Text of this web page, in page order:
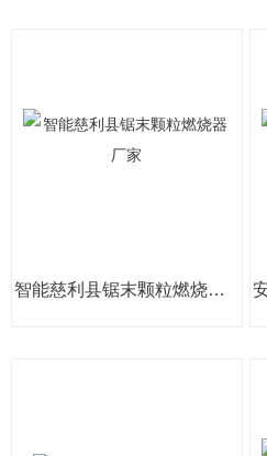
智能慈利县锯末颗粒燃烧器厂家